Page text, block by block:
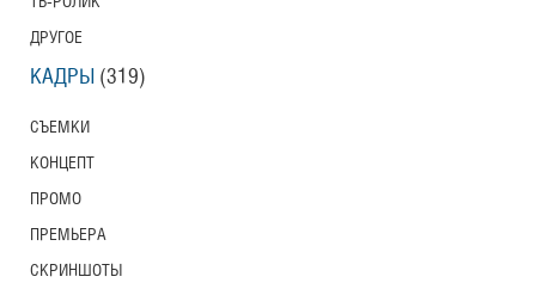
ДРУГОЕ
КАДРЫ (319)
СЪЕМКИ
КОНЦЕПТ
ПРОМО
ПРЕМЬЕРА
СКРИНШОТЫ